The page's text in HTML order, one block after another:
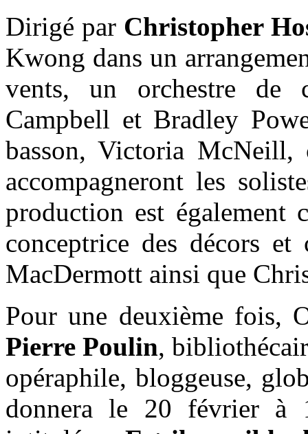
Dirigé par Christopher
Kwong dans un
vents, un orchestre de
Campbell et Bradley
basson, Victoria
accompagneront les
production est également
conceptrice des décors et
MacDermott ainsi que
Pour une deuxième fois,
Pierre Poulin,
opéraphile, bloggeuse,
donnera le 20 février à